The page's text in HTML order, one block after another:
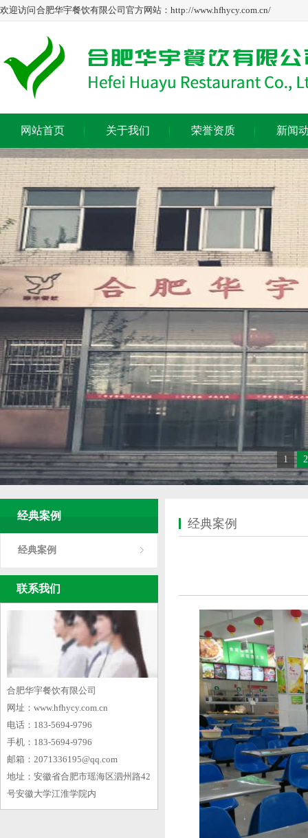
欢迎访问 合肥华宇餐饮有限公司官方网站：http://www.hfhycy.com.cn/
网站首页 关于我们 荣誉资质 新闻
1 2
经典案例
经典案例
联系我们
合肥华宇餐饮有限公司
网址：www.hfhycy.com.cn
电话：183-5694-9796
手机：183-5694-9796
邮箱：2071336195@qq.com
地址：安徽省合肥市瑶海区泗州路42
号安徽大学江淮学院内
经典案例